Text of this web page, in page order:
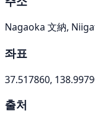
Nagaoka 文納,
좌표
37.517860,
출처